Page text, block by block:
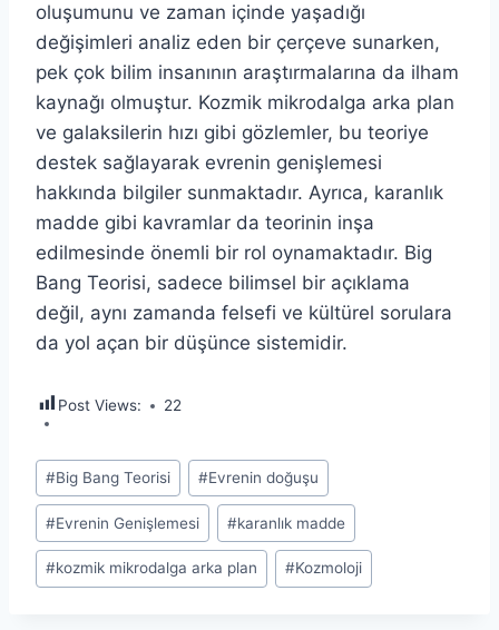
oluşumunu ve zaman içinde yaşadığı
değişimleri analiz eden bir çerçeve sunarken,
pek çok bilim insanının araştırmalarına da ilham
kaynağı olmuştur. Kozmik mikrodalga arka plan
ve galaksilerin hızı gibi gözlemler, bu teoriye
destek sağlayarak evrenin genişlemesi
hakkında bilgiler sunmaktadır. Ayrıca, karanlık
madde gibi kavramlar da teorinin inşa
edilmesinde önemli bir rol oynamaktadır. Big
Bang Teorisi, sadece bilimsel bir açıklama
değil, aynı zamanda felsefi ve kültürel sorulara
da yol açan bir düşünce sistemidir.
Post Views: 22
Post
Tags:
#Big Bang Teorisi #Evrenin doğuşu
#Evrenin Genişlemesi #karanlık madde
#kozmik mikrodalga arka plan #Kozmoloji